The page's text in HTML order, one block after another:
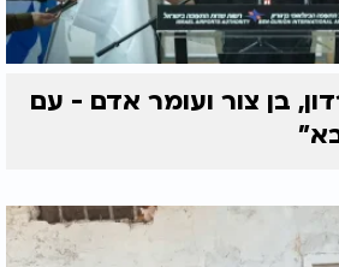
בן צור ועומר אדם - עם